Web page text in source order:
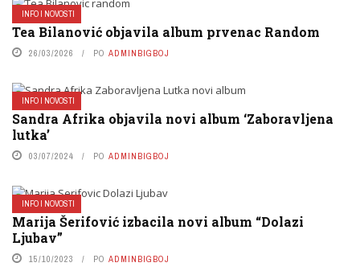
INFO I NOVOSTI
Tea Bilanović objavila album prvenac Random
26/03/2026 PO ADMINBIGBOJ
INFO I NOVOSTI
Sandra Afrika objavila novi album ‘Zaboravljena
lutka’
03/07/2024 PO ADMINBIGBOJ
INFO I NOVOSTI
Marija Šerifović izbacila novi album “Dolazi
Ljubav”
15/10/2023 PO ADMINBIGBOJ